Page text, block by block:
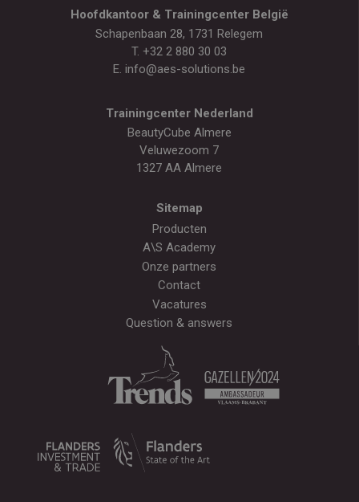
Hoofdkantoor & Trainingcenter België
Schapenbaan 28, 1731 Relegem
T. +32 2 880 30 03
E. info@aes-solutions.be
Trainingcenter Nederland
BeautyCube Almere
Veluwezoom 7
1327 AA Almere
Sitemap
Producten
A\S Academy
Onze partners
Contact
Vacatures
Question & answers